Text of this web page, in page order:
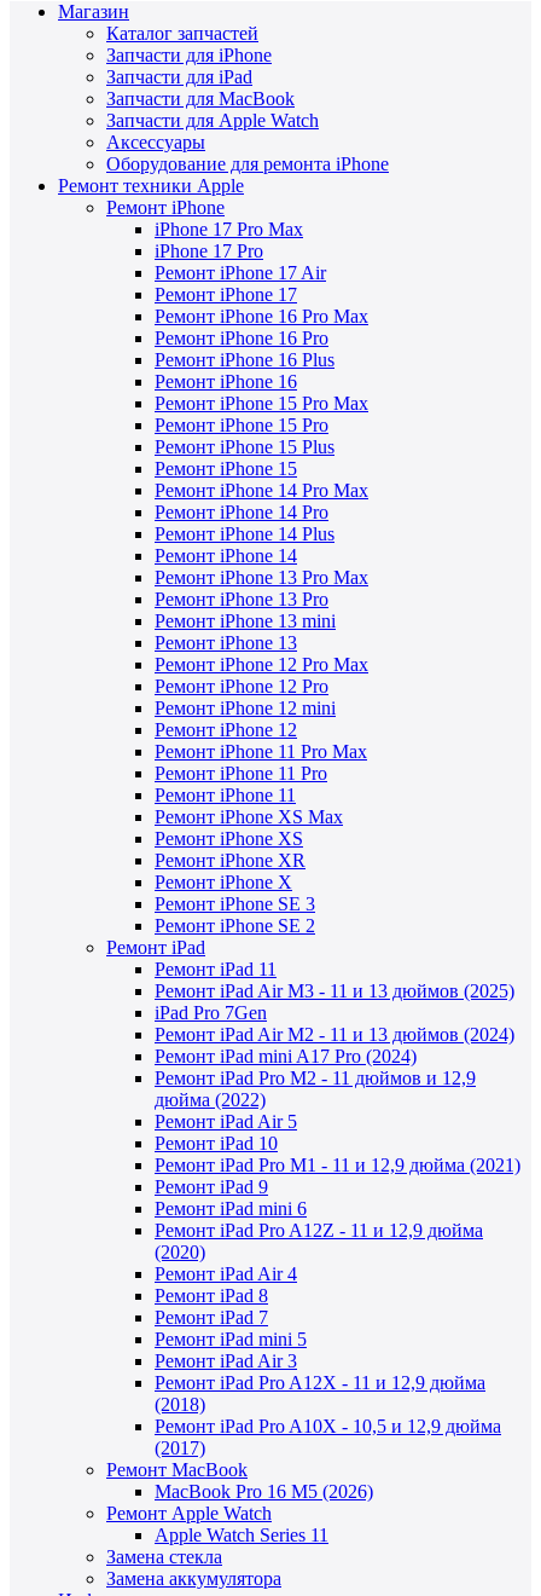
Магазин
Каталог запчастей
Запчасти для iPhone
Запчасти для iPad
Запчасти для MacBook
Запчасти для Apple Watch
Аксессуары
Оборудование для ремонта iPhone
Ремонт техники Apple
Ремонт iPhone
iPhone 17 Pro Max
iPhone 17 Pro
Ремонт iPhone 17 Air
Ремонт iPhone 17
Ремонт iPhone 16 Pro Max
Ремонт iPhone 16 Pro
Ремонт iPhone 16 Plus
Ремонт iPhone 16
Ремонт iPhone 15 Pro Max
Ремонт iPhone 15 Pro
Ремонт iPhone 15 Plus
Ремонт iPhone 15
Ремонт iPhone 14 Pro Max
Ремонт iPhone 14 Pro
Ремонт iPhone 14 Plus
Ремонт iPhone 14
Ремонт iPhone 13 Pro Max
Ремонт iPhone 13 Pro
Ремонт iPhone 13 mini
Ремонт iPhone 13
Ремонт iPhone 12 Pro Max
Ремонт iPhone 12 Pro
Ремонт iPhone 12 mini
Ремонт iPhone 12
Ремонт iPhone 11 Pro Max
Ремонт iPhone 11 Pro
Ремонт iPhone 11
Ремонт iPhone XS Max
Ремонт iPhone XS
Ремонт iPhone XR
Ремонт iPhone X
Ремонт iPhone SE 3
Ремонт iPhone SE 2
Ремонт iPad
Ремонт iPad 11
Ремонт iPad Air M3 - 11 и 13 дюймов (2025)
iPad Pro 7Gen
Ремонт iPad Air M2 - 11 и 13 дюймов (2024)
Ремонт iPad mini A17 Pro (2024)
Ремонт iPad Pro M2 - 11 дюймов и 12,9
дюйма (2022)
Ремонт iPad Air 5
Ремонт iPad 10
Ремонт iPad Pro M1 - 11 и 12,9 дюйма (2021)
Ремонт iPad 9
Ремонт iPad mini 6
Ремонт iPad Pro A12Z - 11 и 12,9 дюйма
(2020)
Ремонт iPad Air 4
Ремонт iPad 8
Ремонт iPad 7
Ремонт iPad mini 5
Ремонт iPad Air 3
Ремонт iPad Pro A12X - 11 и 12,9 дюйма
(2018)
Ремонт iPad Pro A10X - 10,5 и 12,9 дюйма
(2017)
Ремонт MacBook
MacBook Pro 16 M5 (2026)
Ремонт Apple Watch
Apple Watch Series 11
Замена стекла
Замена аккумулятора